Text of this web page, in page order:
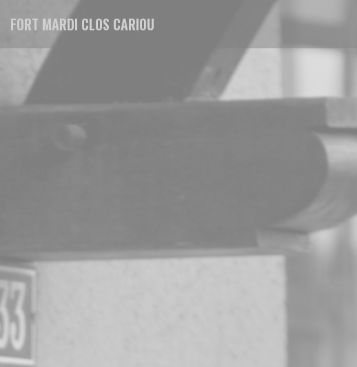
FORT MARDI CLOS CARIOU